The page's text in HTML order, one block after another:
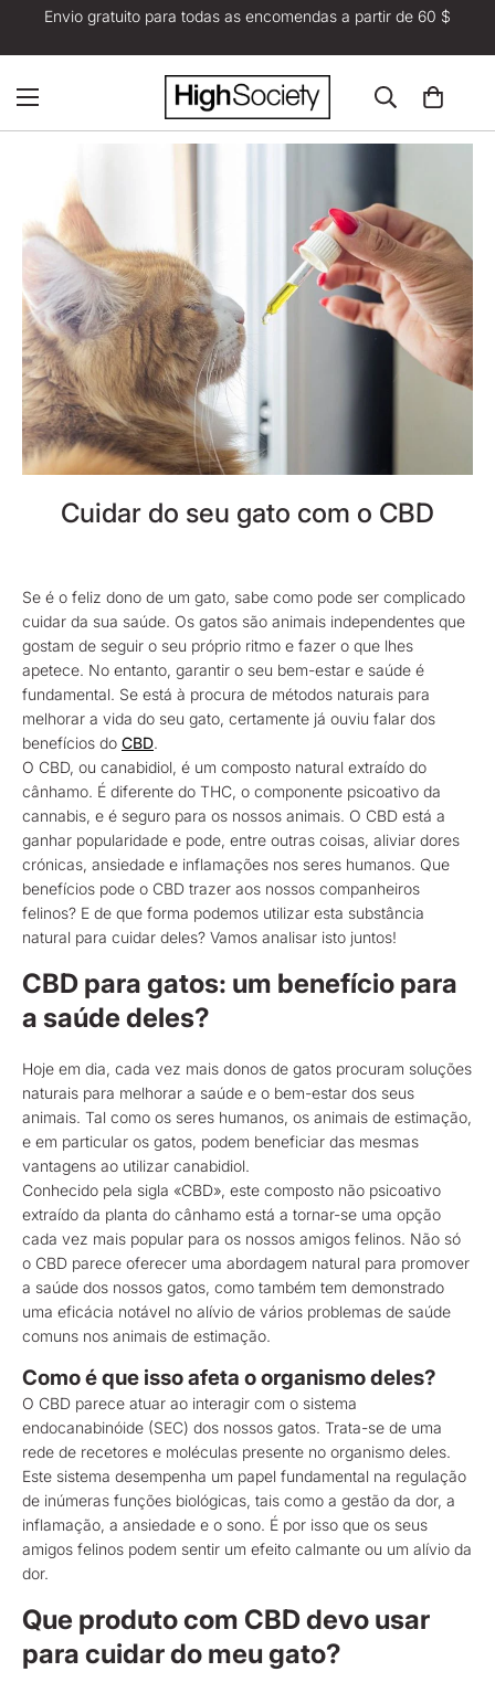
Envio gratuito para todas as encomendas a partir de 60 $
Cuidar do seu gato com o CBD
Se é o feliz dono de um gato, sabe como pode ser complicado
cuidar da sua saúde. Os gatos são animais independentes que
gostam de seguir o seu próprio ritmo e fazer o que lhes
apetece. No entanto, garantir o seu bem-estar e saúde é
fundamental. Se está à procura de métodos naturais para
melhorar a vida do seu gato, certamente já ouviu falar dos
benefícios do CBD.
O CBD, ou canabidiol, é um composto natural extraído do
cânhamo. É diferente do THC, o componente psicoativo da
cannabis, e é seguro para os nossos animais. O CBD está a
ganhar popularidade e pode, entre outras coisas, aliviar dores
crónicas, ansiedade e inflamações nos seres humanos. Que
benefícios pode o CBD trazer aos nossos companheiros
felinos? E de que forma podemos utilizar esta substância
natural para cuidar deles? Vamos analisar isto juntos!
CBD para gatos: um benefício para
a saúde deles?
Hoje em dia, cada vez mais donos de gatos procuram soluções
naturais para melhorar a saúde e o bem-estar dos seus
animais. Tal como os seres humanos, os animais de estimação,
e em particular os gatos, podem beneficiar das mesmas
vantagens ao utilizar canabidiol.
Conhecido pela sigla «CBD», este composto não psicoativo
extraído da planta do cânhamo está a tornar-se uma opção
cada vez mais popular para os nossos amigos felinos. Não só
o CBD parece oferecer uma abordagem natural para promover
a saúde dos nossos gatos, como também tem demonstrado
uma eficácia notável no alívio de vários problemas de saúde
comuns nos animais de estimação.
Como é que isso afeta o organismo deles?
O CBD parece atuar ao interagir com o sistema
endocanabinóide (SEC) dos nossos gatos. Trata-se de uma
rede de recetores e moléculas presente no organismo deles.
Este sistema desempenha um papel fundamental na regulação
de inúmeras funções biológicas, tais como a gestão da dor, a
inflamação, a ansiedade e o sono. É por isso que os seus
amigos felinos podem sentir um efeito calmante ou um alívio da
dor.
Que produto com CBD devo usar
para cuidar do meu gato?